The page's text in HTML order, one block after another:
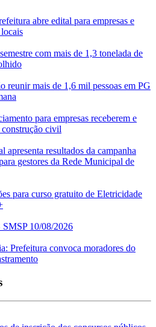
abre edital para empresas e
com mais de 1,3 tonelada de
reunir mais de 1,6 mil pessoas em PG
para empresas receberem e
civil
resultados da campanha
gestores da Rede Municipal de
para curso gratuito de Eletricidade
10/08/2026
Prefeitura convoca moradores do